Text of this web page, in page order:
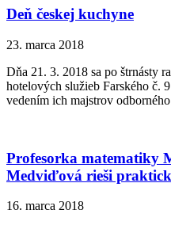
Deň českej kuchyne
23. marca 2018
Dňa 21. 3. 2018 sa po štrnásty
hotelových služieb Farského č.
vedením ich majstrov
Profesorka matematiky
Medviďová rieši
16. marca 2018